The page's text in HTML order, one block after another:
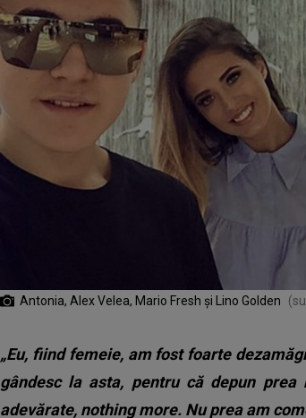
Antonia, Alex Velea, Mario Fresh și Lino Golden
„Eu, fiind femeie, am fost foarte
gândesc la asta, pentru că depun
adevărate, nothing more. Nu prea am